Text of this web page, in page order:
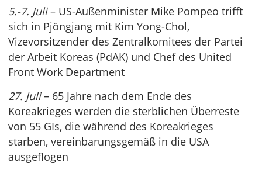
5.-7. Juli– US-Außenminister Mike Pompeo trifft
sich in Pjöngjang mit Kim Yong-Chol,
Vizevorsitzender des Zentralkomitees der Partei
der Arbeit Koreas (PdAK) und Chef des United
Front Work Department
27. Juli– 65 Jahre nach dem Ende des
Koreakrieges werden die sterblichen Überreste
von 55 GIs, die während des Koreakrieges
starben, vereinbarungsgemäß in die USA
ausgeflogen